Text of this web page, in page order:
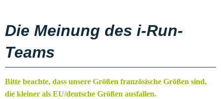
Die Meinung des i-Run-
Teams
Bitte beachte, dass unsere Größen französische Größen sind,
die kleiner als EU/deutsche Größen ausfallen.